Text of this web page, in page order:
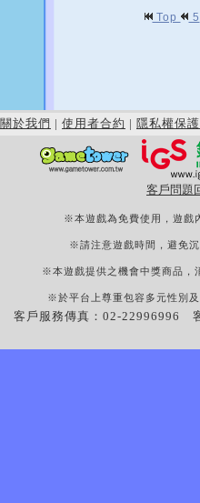
Top 5
關於我們 | 使用者合約 | 隱私權保護
客戶問題
※本遊戲為免費使用，遊戲
※請注意遊戲時間，避免
※本遊戲提供之機會中獎商品，
※於平台上尊重包容多元性別
客戶服務傳真：02-22996996